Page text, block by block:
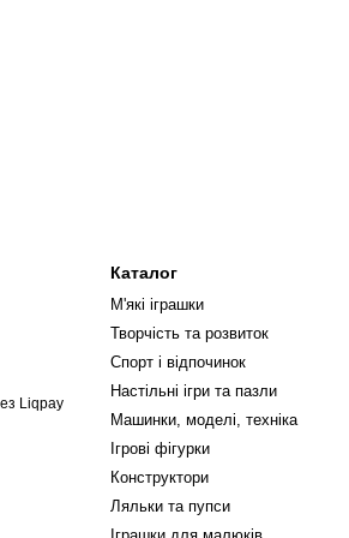
Каталог
М'які іграшки
Творчість та розвиток
Спорт і відпочинок
Настільні ігри та пазли
Машинки, моделі, техніка
Ігрові фігурки
Конструктори
Ляльки та пупси